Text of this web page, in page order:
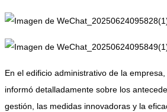
En el edificio administrativo de la
informó detalladamente sobre los
gestión, las medidas innovadoras y la